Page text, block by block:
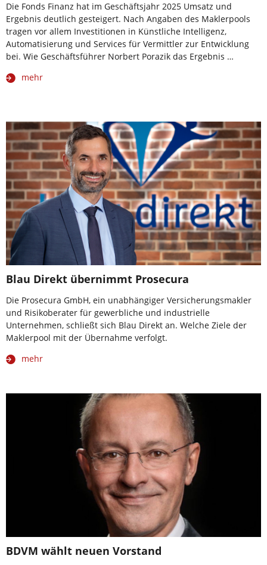
Die Fonds Finanz hat im Geschäftsjahr 2025 Umsatz und
Ergebnis deutlich gesteigert. Nach Angaben des Maklerpools
tragen vor allem Investitionen in Künstliche Intelligenz,
Automatisierung und Services für Vermittler zur Entwicklung
bei. Wie Geschäftsführer Norbert Porazik das Ergebnis …
mehr
Blau Direkt übernimmt Prosecura
Die Prosecura GmbH, ein unabhängiger Versicherungsmakler
und Risikoberater für gewerbliche und industrielle
Unternehmen, schließt sich Blau Direkt an. Welche Ziele der
Maklerpool mit der Übernahme verfolgt.
mehr
BDVM wählt neuen Vorstand